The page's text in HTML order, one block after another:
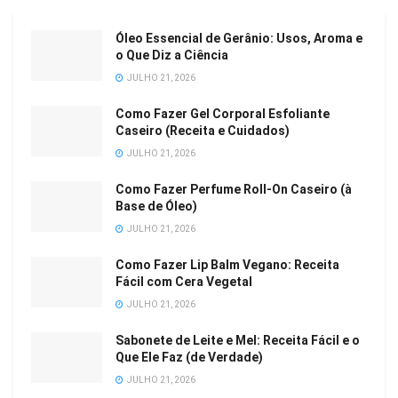
Óleo Essencial de Gerânio: Usos, Aroma e
o Que Diz a Ciência
JULHO 21, 2026
Como Fazer Gel Corporal Esfoliante
Caseiro (Receita e Cuidados)
JULHO 21, 2026
Como Fazer Perfume Roll-On Caseiro (à
Base de Óleo)
JULHO 21, 2026
Como Fazer Lip Balm Vegano: Receita
Fácil com Cera Vegetal
JULHO 21, 2026
Sabonete de Leite e Mel: Receita Fácil e o
Que Ele Faz (de Verdade)
JULHO 21, 2026